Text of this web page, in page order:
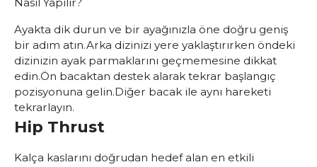
Ayakta dik durun ve bir ayağınızla öne doğru geniş
bir adım atın.Arka dizinizi yere yaklaştırırken öndeki
dizinizin ayak parmaklarını geçmemesine dikkat
edin.Ön bacaktan destek alarak tekrar başlangıç
pozisyonuna gelin.Diğer bacak ile aynı hareketi
tekrarlayın.
Hip Thrust
Kalça kaslarını doğrudan hedef alan en etkili